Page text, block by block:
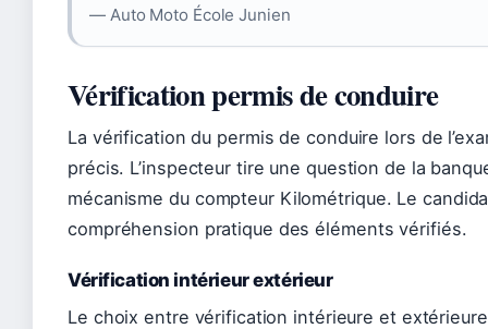
— Auto Moto École Junien
Vérification permis de conduire
La vérification du permis de conduire lors de
précis. L’inspecteur tire une question de la
mécanisme du compteur Kilométrique. Le
compréhension pratique des éléments vérifiés.
Vérification intérieur extérieur
Le choix entre vérification intérieure et